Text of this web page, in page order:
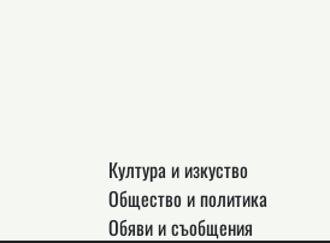
Култура и изкуство
Общество и политика
Обяви и съобщения